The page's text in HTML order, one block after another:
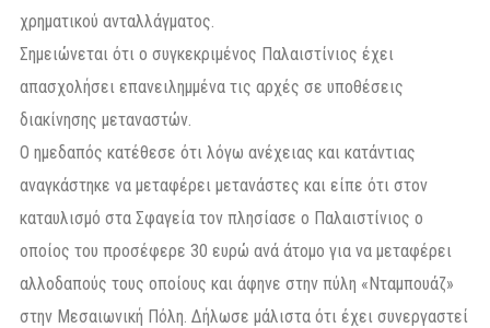
χρηματικού ανταλλάγματος.
Σημειώνεται ότι ο συγκεκριμένος Παλαιστίνιος έχει
απασχολήσει επανειλημμένα τις αρχές σε υποθέσεις
διακίνησης μεταναστών.
Ο ημεδαπός κατέθεσε ότι λόγω ανέχειας και κατάντιας
αναγκάστηκε να μεταφέρει μετανάστες και είπε ότι στον
καταυλισμό στα Σφαγεία τον πλησίασε ο Παλαιστίνιος ο
οποίος του προσέφερε 30 ευρώ ανά άτομο για να μεταφέρει
αλλοδαπούς τους οποίους και άφηνε στην πύλη «Νταμπουάζ»
στην Μεσαιωνική Πόλη. Δήλωσε μάλιστα ότι έχει συνεργαστεί